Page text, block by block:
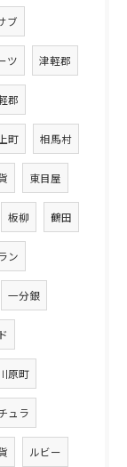
ブ
ツ 津軽郡
郡
町 相馬村
東目屋
板柳 鶴田
ン
一分銀
原町
ュラ
ルビー